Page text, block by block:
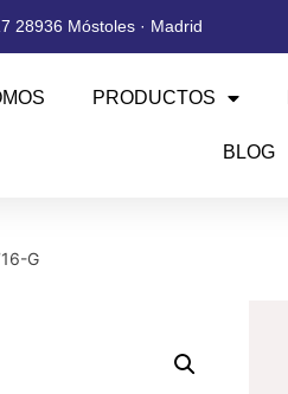
28936 Móstoles · Madrid
PRODUCTOS
BLOG
G